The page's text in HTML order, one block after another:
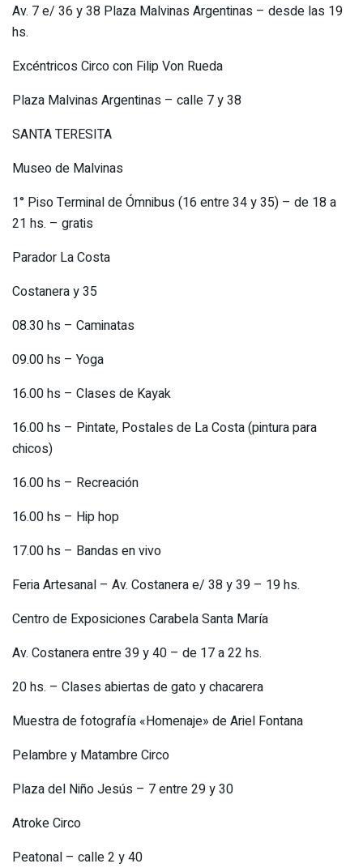
Av. 7 e/ 36 y 38 Plaza Malvinas Argentinas – desde las 19
hs.
Excéntricos Circo con Filip Von Rueda
Plaza Malvinas Argentinas – calle 7 y 38
SANTA TERESITA
Museo de Malvinas
1° Piso Terminal de Ómnibus (16 entre 34 y 35) – de 18 a
21 hs. – gratis
Parador La Costa
Costanera y 35
08.30 hs – Caminatas
09.00 hs – Yoga
16.00 hs – Clases de Kayak
16.00 hs – Pintate, Postales de La Costa (pintura para
chicos)
16.00 hs – Recreación
16.00 hs – Hip hop
17.00 hs – Bandas en vivo
Feria Artesanal – Av. Costanera e/ 38 y 39 – 19 hs.
Centro de Exposiciones Carabela Santa María
Av. Costanera entre 39 y 40 – de 17 a 22 hs.
20 hs. – Clases abiertas de gato y chacarera
Muestra de fotografía «Homenaje» de Ariel Fontana
Pelambre y Matambre Circo
Plaza del Niño Jesús – 7 entre 29 y 30
Atroke Circo
Peatonal – calle 2 y 40